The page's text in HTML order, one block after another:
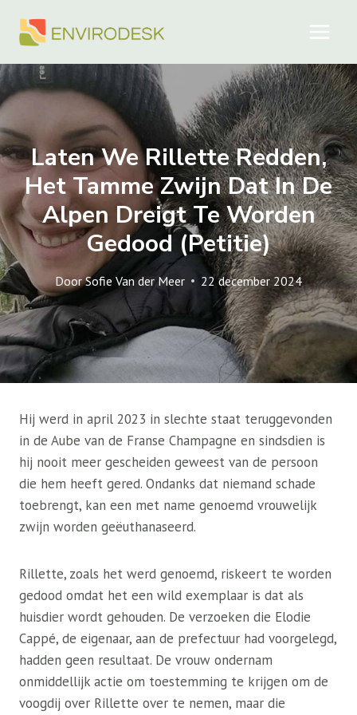
naar
Laten We Rillette Redden,
Het Tamme Zwijn Dat In De
Alpen Dreigt Te Worden
Gedood (petitie)
DoorSofie Van der Meer 22 december 2024
Hij werd in april 2023 in slechte staat teruggevonden
in de Aube van de Franse Champagne en sindsdien is
hij nooit meer gescheiden geweest van de persoon
die hem heeft gered. Ondanks dat niemand schade
toebrengt, kan een met name genoemd vrouwelijk
zwijn worden geëuthanaseerd.
Rillette, zoals het werd genoemd, riskeert te worden
gedood omdat het een wild exemplaar is dat als
huisdier wordt gehouden. De verzoeken die Elodie
Cappé, de eigenaar, aan de prefectuur had voorgelegd,
hadden geen resultaat. De vrouw ondernam
onmiddellijk actie om toestemming te krijgen om de
voogdij over Rillette over te nemen, maar die